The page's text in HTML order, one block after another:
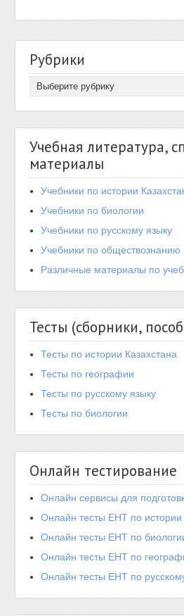
Рубрики
Учебная литература,
материалы
Учебники по истории
Учебники по биологии
Учебники по русскому языку
Учебники по обществознанию
Различные материалы по
Тесты (сборники,
Тесты по истории Казахстана
Тесты по географии
Тесты по русскому языку
Тесты по биологии
Онлайн тестирование
Онлайн сервисы для
Онлайн тесты ЕНТ по истории
Онлайн тесты ЕНТ по
Онлайн тесты ЕНТ по
Онлайн тесты ЕНТ по